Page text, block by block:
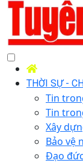
THỜI SỰ -
Tin
Tin
Xây
Bảo vệ
Đạo